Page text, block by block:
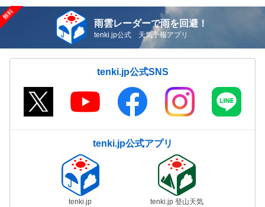
雨雲レーダーで雨を回避！
tenki.jp公式 天気予報アプリ
tenki.jp公式SNS
tenki.jp公式アプリ
tenki.jp tenki.jp 登山天気